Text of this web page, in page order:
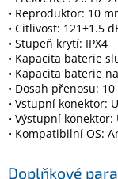
• Reproduktor: 10
• Citlivost: 121±1.5
• Stupeň krytí: IPX4
• Kapacita baterie
• Kapacita baterie
• Dosah přenosu: 10
• Vstupní konektor:
• Výstupní konektor:
• Kompatibilní OS:
Doplňkové